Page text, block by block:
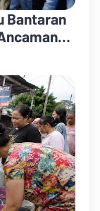
Bantaran